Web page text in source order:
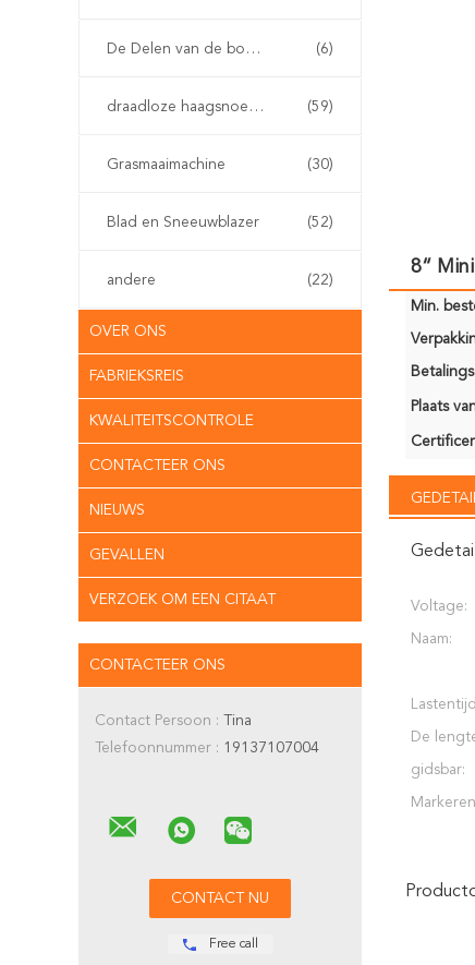
De Delen van de borstelsnijder (6)
draadloze haagsnoeischaar (59)
Grasmaaimachine (30)
Blad en Sneeuwblazer (52)
andere (22)
OVER ONS
FABRIEKSREIS
KWALITEITSCONTROLE
CONTACTEER ONS
NIEUWS
GEVALLEN
VERZOEK OM EEN CITAAT
CONTACTEER ONS
Contact Persoon : Tina
Telefoonnummer : 19137107004
Free call
8“
Min.
Plaats
Voltage:
Naam:
De
gidsbar: